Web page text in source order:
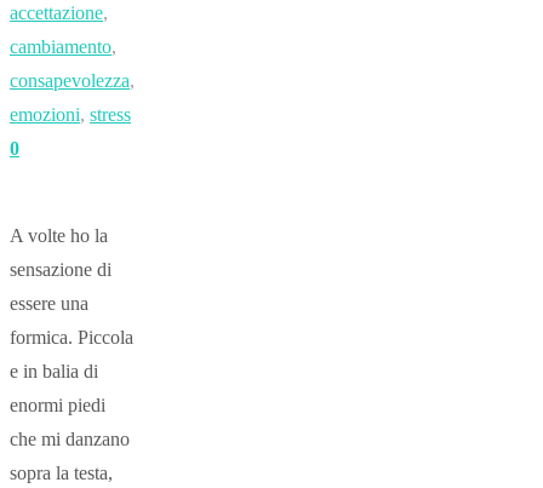
accettazione,
cambiamento,
consapevolezza,
emozioni, stress
0
A volte ho la
sensazione di
essere una
formica. Piccola
e in balia di
enormi piedi
che mi danzano
sopra la testa,